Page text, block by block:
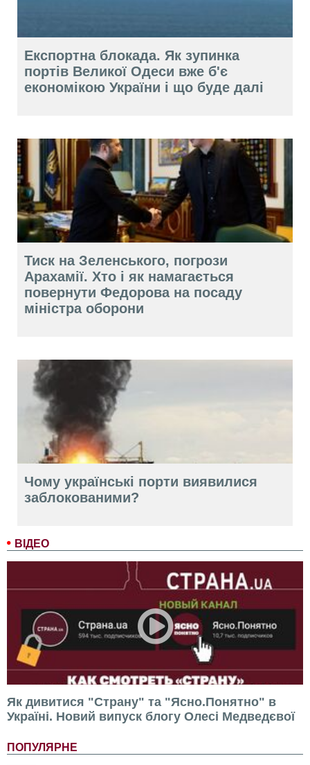
ВІДЕО
Як дивитися "Страну" та "Ясно.Понятно" в
Україні. Новий випуск блогу Олесі Медведєвої
ПОПУЛЯРНЕ
Експортна блокада. Як зупинка
портів Великої Одеси вже б'є
економікою України і що буде далі
Тиск на Зеленського, погрози
Арахамії. Хто і як намагається
повернути Федорова на посаду
міністра оборони
Чому українські порти виявилися
заблокованими?